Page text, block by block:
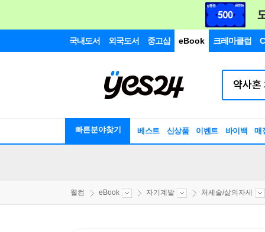
국내도서 외국도서 중고샵 eBook 크레마클럽
빠른분야찾기 베스트 신상품 이벤트 바이백 매
웰컴 eBook 자기계발 처세술/삶의자세